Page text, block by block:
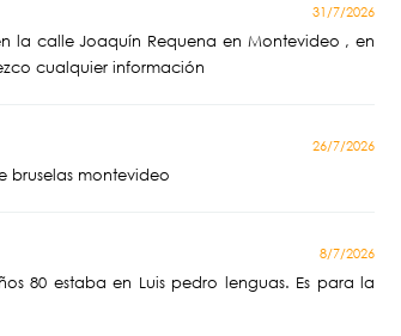
31/7/2026
la calle Joaquín Requena en Montevideo , en
cualquier información
26/7/2026
montevideo
8/7/2026
80 estaba en Luis pedro lenguas. Es para la